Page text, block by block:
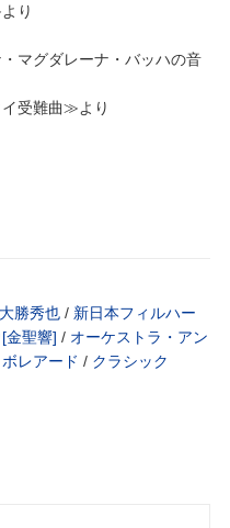
り
マグダレーナ・バッハの音
受難曲≫より
大勝秀也 / 新日本フィルハー
金聖響] / オーケストラ・アン
レアード / クラシック